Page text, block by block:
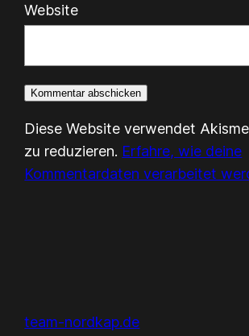
Website
Diese Website verwendet
zu reduzieren. Erfahre, wie deine
Kommentardaten verarbeitet
team-nordkap.de